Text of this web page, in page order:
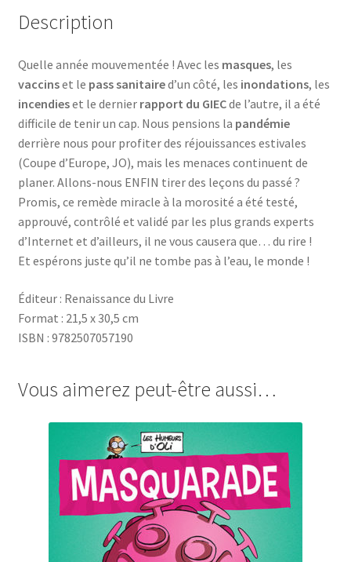
Description
Quelle année mouvementée ! Avec les masques, les
vaccinset le pass sanitaired’un côté, les inondations, les
incendieset le dernierrapport du GIECde l’autre, il a été
difficile de tenir un cap. Nous pensions la pandémie
derrière nous pour profiter des réjouissances estivales
(Coupe d’Europe, JO), mais les menaces continuent de
planer. Allons-nous ENFIN tirer des leçons du passé ?
Promis, ce remède miracle à la morosité a été testé,
approuvé, contrôlé et validé par les plus grands experts
d’Internet et d’ailleurs, il ne vous causera que… du rire !
Et espérons juste qu’il ne tombe pas à l’eau, le monde !
Éditeur : Renaissance du Livre
Format : 21,5 x 30,5 cm
ISBN : 9782507057190
Vous aimerez peut-être aussi…